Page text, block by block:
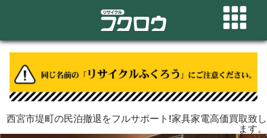
西宮市堤町の民泊撤退をフルサポート!家具家電高価買取致し
ます。